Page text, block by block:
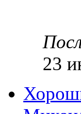
23